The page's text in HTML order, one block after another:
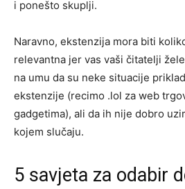
i ponešto skuplji.
Naravno, ekstenzija mora biti
relevantna jer vas vaši čitatelji
na umu da su neke situacije
ekstenzije (recimo .lol za web
gadgetima), ali da ih nije dobro
kojem slučaju.
5 savjeta za odabir